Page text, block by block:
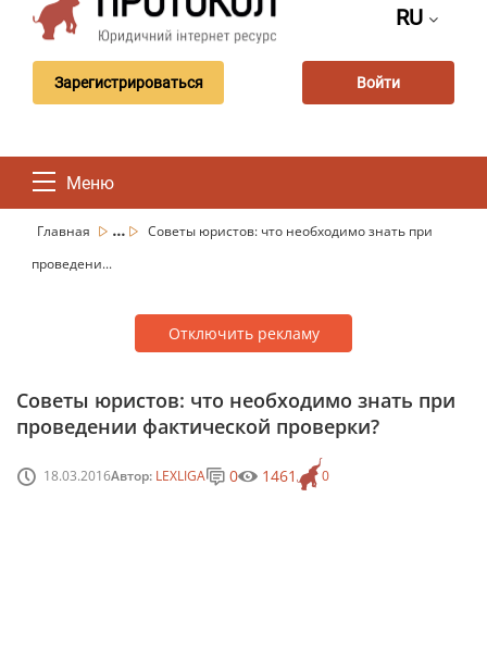
RU
Зарегистрироваться Войти
Меню
Главная ...
Советы юристов: что необходимо знать при
проведени...
Отключить рекламу
Советы юристов: что необходимо знать при
проведении фактической проверки?
18.03.2016Автор: LEXLIGA 0
0 1461